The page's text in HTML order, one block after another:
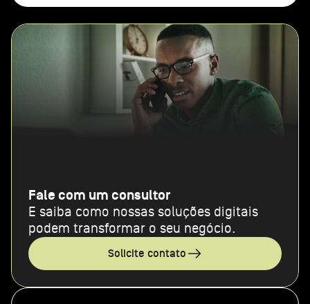
Fale com um consultor
E saiba como nossas soluções digitais
podem transformar o seu negócio.
Solicite contato